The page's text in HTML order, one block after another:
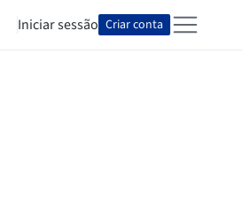
Iniciar sessão Criar conta